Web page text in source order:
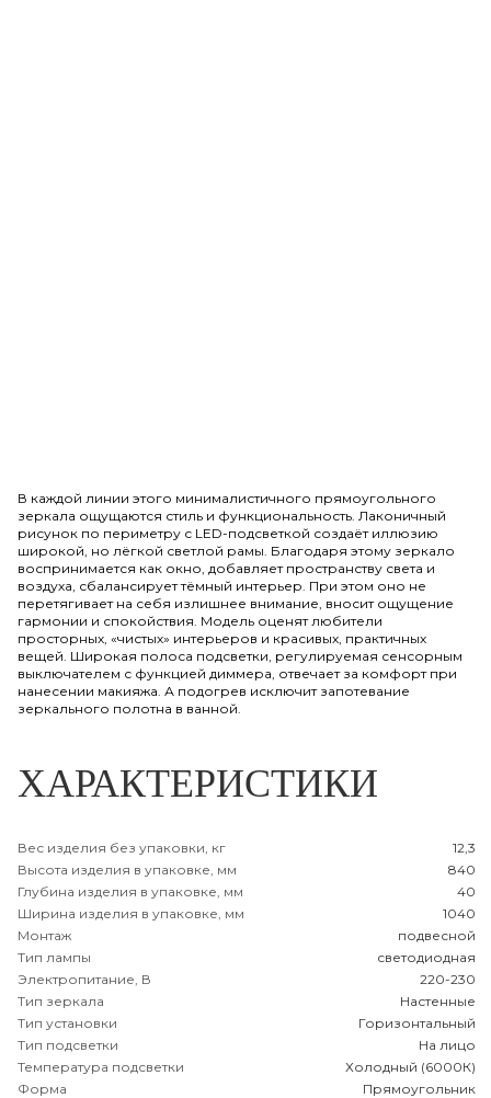
В каждой линии этого минималистичного прямоугольного
зеркала ощущаются стиль и функциональность. Лаконичный
рисунок по периметру с LED-подсветкой создаёт иллюзию
широкой, но лёгкой светлой рамы. Благодаря этому зеркало
воспринимается как окно, добавляет пространству света и
воздуха, сбалансирует тёмный интерьер. При этом оно не
перетягивает на себя излишнее внимание, вносит ощущение
гармонии и спокойствия. Модель оценят любители
просторных, «чистых» интерьеров и красивых, практичных
вещей. Широкая полоса подсветки, регулируемая сенсорным
выключателем с функцией диммера, отвечает за комфорт при
нанесении макияжа. А подогрев исключит запотевание
зеркального полотна в ванной.
ХАРАКТЕРИСТИКИ
Вес изделия без упаковки, кг
12,3
Высота изделия в упаковке, мм
840
Глубина изделия в упаковке, мм
40
Ширина изделия в упаковке, мм
1040
Монтаж
подвесной
Тип лампы
светодиодная
Электропитание, В
220-230
Тип зеркала
Настенные
Тип установки
Горизонтальный
Тип подсветки
На лицо
Температура подсветки
Холодный (6000К)
Форма
Прямоугольник